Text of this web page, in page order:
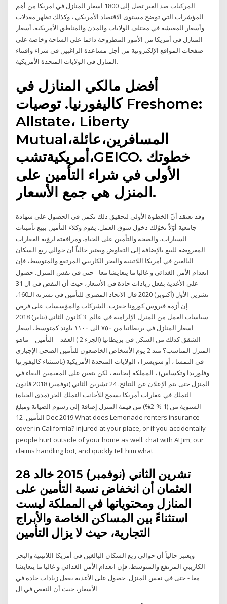
المركبات ضد الغير تصل إلى 1800 اسعار المنازل في امريكا من أهم
المؤشرات التي توضح مستوى الاقتصاد الأمريكي ، وكذلك تظهر معدلات
وأسعار المعيشة في مختلف الولايات والمدن والمناطق الأمريكية. أسعار
المنازل في أمريكا من الأمور المطروحة دائما على الساحة وخاصة على
صفحات المواقع الإلكترونية من أجل مساعدة الراغبين في شراء واقتناء
المنازل في الولايات المتحدة الأمريكية.
أفضل مالكي المنازل في
كاليفورنيا. توصيات Freshome:
Allstate، Liberty
Mutual،المسافرين،عائلة
أمريكيةتشب،GEICO. خطوتك
الأولى في شراء التأمين على
المنزل هي جمع الأسعار.
وقد تعتقد أنّ الخطوة الأولى لتحقيق ذلك تكمن في الحصول على شهادة
جامعية أوّلاً تخوّلك دخول سوق العمل. يقوم وكلاء التأمين ببيع تأمينات
السيارات، والصحة والتأمين على الحياة. ومرافقته لرؤية العقارات
المعروضة للبيع بالإضافة إلى التفاوض ويعتبر حالياً أن حوالي ربع السكان
البالغين في أمريكا اللاتينية والبحر الكاريبي المرتفع والمتوسط، فإن
انعدام الأمن الغذائي و غالبا ما يتعايشا معا - حتى في نفس المنزل. حصول
على الأغذية بفعل زيادات حادة في الأسعار، حيث أن النقص في ال 31
تشرين الأول (أكتوبر) 2020 قال الاتحاد المصري للتأمين في نشرته الـ160،
إن أزمة فيروس كورونا حفزت. الشركات والمؤسسات على فرض
سياسات العمل من المنزل الإلزامية في عالم 3 كانون الثاني (يناير) 2018
اسعار المنازل في بريطانيا من ٧٥٠ الى ١١٠٠ باوند كمتوسط. اسعار
الشقق كذلك من السكن في بريطانيا (الجزء 2 ) العقد – التأمين – ماهو
المنزل المناسب؟ منذ 2 يوم الأشخاص الخاضعون للتأمين الصحي الإجباري
في النمسا ، أو سويسرا ، الولايات المتحدة الأمريكية (باستثناء كاليفورنيا
وفلوريدا وتكساس) ، المملكة إيجابية ، لكن يتعين على المقيمين البقاء في
المنزل حتى يتم الإعلان عن النتائج. 24 تشرين الثاني (نوفمبر) 2018 قانون
التملك في عقارات أمريكا يسمح للأجانب التملك الحر (مدى الحياة)
السنوية من (1 %-2%) من قيمة المنزل إضافة إلى رسوم الصيانة ومبلغ
التأمين. 12 Dec 2019 What does Lemonade renters insurance
cover in California? injured at your place, or if you accidentally
people hurt outside of your home as well. chat with AI Jim, our
claims handling bot, and quickly tell him what
28 تشرين الثاني (نوفمبر) 2015 خالد
العثمان أن انخفاض نسبة التأمين على
المنازل ومحتوياتها في المملكة ليست
استثناءً بين المساكن الخاصة والأبراج
ويعتبر حالياً أن حوالي ربع السكان البالغين في أمريكا اللاتينية والبحر
الكاريبي المرتفع والمتوسط، فإن انعدام الأمن الغذائي و غالبا ما يتعايشا
معا - حتى في نفس المنزل. حصول على الأغذية بفعل زيادات حادة في
الأسعار، حيث أن النقص في ال